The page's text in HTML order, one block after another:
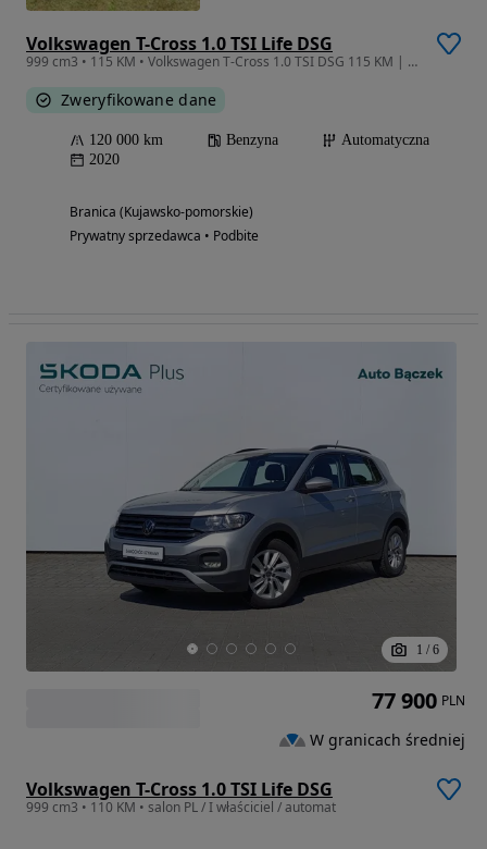
Volkswagen T-Cross 1.0 TSI Life DSG
999 cm3 • 115 KM • Volkswagen T-Cross 1.0 TSI DSG 115 KM | Bogate wyposażenie | Zadbany
Zweryfikowane dane
120 000 km Benzyna
Automatyczna
2020
Branica (Kujawsko-pomorskie)
Prywatny sprzedawca • Podbite
1 / 6
Volkswagen T-Cross 1.0 TSI Life DSG
999 cm3 • 110 KM • salon PL / I właściciel / automat
77 900 PLN
W granicach średniej